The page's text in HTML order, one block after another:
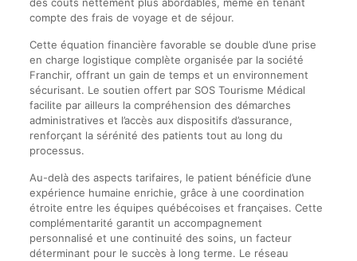
compte des frais de voyage et de séjour.
Cette équation financière favorable se double d’une prise
en charge logistique complète organisée par la société
Franchir, offrant un gain de temps et un environnement
sécurisant. Le soutien offert par SOS Tourisme Médical
facilite par ailleurs la compréhension des démarches
administratives et l’accès aux dispositifs d’assurance,
renforçant la sérénité des patients tout au long du
processus.
Au-delà des aspects tarifaires, le patient bénéficie d’une
expérience humaine enrichie, grâce à une coordination
étroite entre les équipes québécoises et françaises. Cette
complémentarité garantit un accompagnement
personnalisé et une continuité des soins, un facteur
déterminant pour le succès à long terme. Le réseau